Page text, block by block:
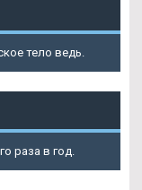
тело ведь.
раза в год.